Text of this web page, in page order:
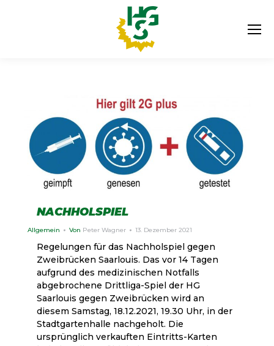
NACHHOLSPIEL
Allgemein Von Peter Wagner 13. Dezember 2021
Regelungen für das Nachholspiel gegen
Zweibrücken Saarlouis. Das vor 14 Tagen
aufgrund des medizinischen Notfalls
abgebrochene Drittliga-Spiel der HG
Saarlouis gegen Zweibrücken wird an
diesem Samstag, 18.12.2021, 19.30 Uhr, in der
Stadtgartenhalle nachgeholt. Die
ursprünglich verkauften Eintritts-Karten